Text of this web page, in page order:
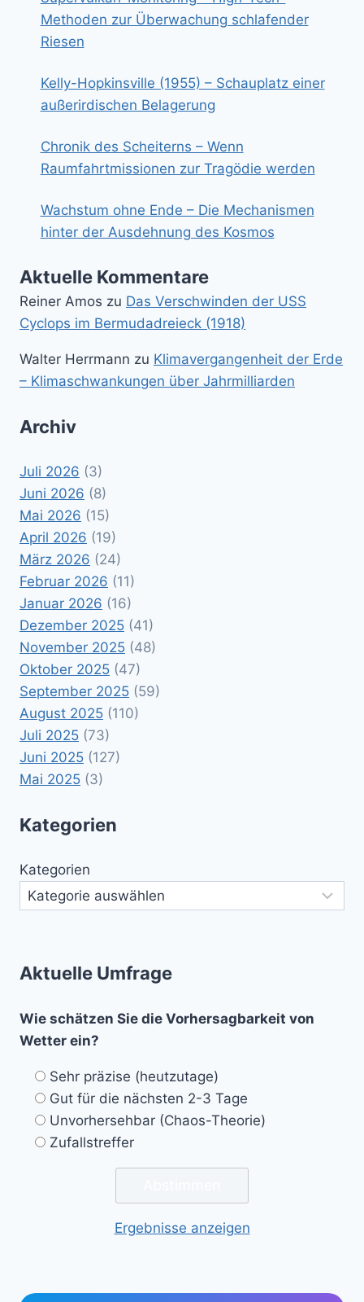
Methoden zur Überwachung schlafender
Riesen
Kelly-Hopkinsville (1955) – Schauplatz einer
außerirdischen Belagerung
Chronik des Scheiterns – Wenn
Raumfahrtmissionen zur Tragödie werden
Wachstum ohne Ende – Die Mechanismen
hinter der Ausdehnung des Kosmos
Aktuelle Kommentare
Reiner Amos zu Das Verschwinden der USS
Cyclops im Bermudadreieck (1918)
Walter Herrmann zu Klimavergangenheit der Erde
– Klimaschwankungen über Jahrmilliarden
Archiv
Juli 2026 (3)
Juni 2026 (8)
Mai 2026 (15)
April 2026 (19)
März 2026 (24)
Februar 2026 (11)
Januar 2026 (16)
Dezember 2025 (41)
November 2025 (48)
Oktober 2025 (47)
September 2025 (59)
August 2025 (110)
Juli 2025 (73)
Juni 2025 (127)
Mai 2025 (3)
Kategorien
Kategorien
Aktuelle Umfrage
Wie schätzen Sie die Vorhersagbarkeit von
Wetter ein?
Sehr präzise (heutzutage)
Gut für die nächsten 2-3 Tage
Unvorhersehbar (Chaos-Theorie)
Zufallstreffer
Ergebnisse anzeigen